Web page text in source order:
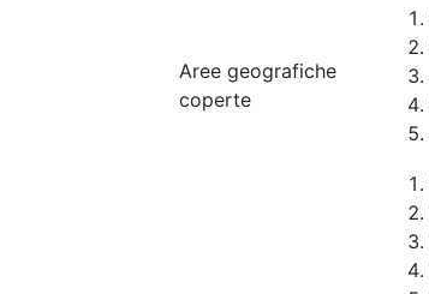
Aree geografiche
coperte